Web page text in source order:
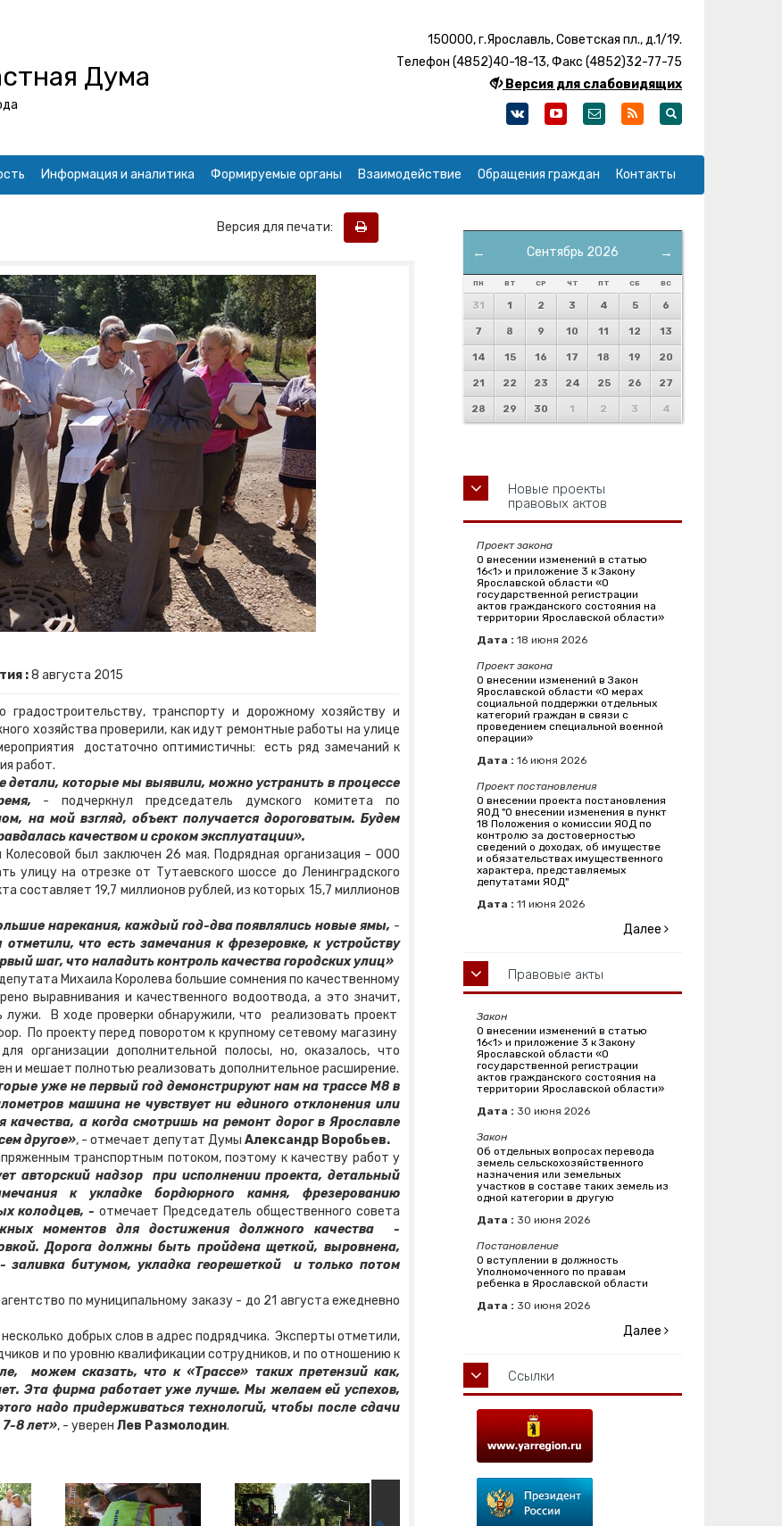
Дума
150000, г.Ярославль, Советская пл., д.1/19.
Телефон (4852)40-18-13, Факс (4852)32-77-75
Версия для слабовидящих
Информация и аналитика Формируемые органы Взаимодействие Обращения граждан Контакты
Версия для печати:
:8 августа 2015
транспорту и дорожному хозяйству и
хозяйства проверили, как идут ремонтные работы на улице
достаточно оптимистичны: есть ряд замечаний к
работ.
детали, которые мы выявили, можно устранить в процессе
- подчеркнул председатель думского комитета по
на мой взгляд, объект получается дороговатым. Будем
качеством и сроком эксплуатации».
был заключен 26 мая. Подрядная организация – ООО
улицу на отрезке от Тутаевского шоссе до Ленинградского
составляет 19,7 миллионов рублей, из которых 15,7 миллионов
нарекания, каждый год-два появлялись новые ямы, -
что есть замечания к фрезеровке, к устройству
шаг, что наладить контроль качества городских улиц»
Михаила Королева большие сомнения по качественному
выравнивания и качественного водоотвода, а это значит,
В ходе проверки обнаружили, что реализовать проект
По проекту перед поворотом к крупному сетевому магазину
организации дополнительной полосы, но, оказалось, что
и мешает полнотью реализовать дополнительное расширение.
уже не первый год демонстрируют нам на трассе М8 в
машина не чувствует ни единого отклонения или
качества, а когда смотришь на ремонт дорог в Ярославле
другое», - отмечает депутат Думы Александр Воробьев.
транспортным потоком, поэтому к качеству работ у
авторский надзор при исполнении проекта, детальный
к укладке бордюрного камня, фрезерованию
колодцев, - отмечает Председатель общественного совета
моментов для достижения должного качества -
Дорога должны быть пройдена щеткой, выровнена,
битумом, укладка георешеткой и только потом
по муниципальному заказу - до 21 августа ежедневно
добрых слов в адрес подрядчика. Эксперты отметили,
и по уровню квалификации сотрудников, и по отношению к
можем сказать, что к «Трассе» таких претензий как,
Эта фирма работает уже лучше. Мы желаем ей успехов,
надо придерживаться технологий, чтобы после сдачи
7-8 лет», - уверен Лев Размолодин.
← →
Сентябрь 2026
ПН ВТ СР ЧТ ПТ СБ ВС
31 1 2 3 4 5 6
7 8 9 10 11 12 13
14 15 16 17 18 19 20
21 22 23 24 25 26 27
28 29 30 1 2 3 4
Новые проекты
правовых актов
Проект закона
О внесении изменений в статью
16<1> и приложение 3 к Закону
Ярославской области «О
государственной регистрации
актов гражданского состояния на
территории Ярославской области»
Дата : 18 июня 2026
Проект закона
О внесении изменений в Закон
Ярославской области «О мерах
социальной поддержки отдельных
категорий граждан в связи с
проведением специальной военной
операции»
Дата : 16 июня 2026
Проект постановления
О внесении проекта постановления
ЯОД "О внесении изменения в пункт
18 Положения о комиссии ЯОД по
контролю за достоверностью
сведений о доходах, об имуществе
и обязательствах имущественного
характера, представляемых
депутатами ЯОД"
Дата : 11 июня 2026
Далее
Правовые акты
Закон
О внесении изменений в статью
16<1> и приложение 3 к Закону
Ярославской области «О
государственной регистрации
актов гражданского состояния на
территории Ярославской области»
Дата : 30 июня 2026
Закон
Об отдельных вопросах перевода
земель сельскохозяйственного
назначения или земельных
участков в составе таких земель из
одной категории в другую
Дата : 30 июня 2026
Постановление
О вступлении в должность
Уполномоченного по правам
ребенка в Ярославской области
Дата : 30 июня 2026
Далее
Ссылки